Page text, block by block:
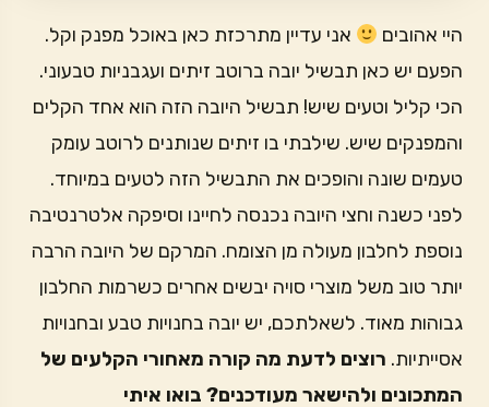
היי אהובים
אני עדיין מתרכזת כאן באוכל מפנק וקל.
הפעם יש כאן תבשיל יובה ברוטב זיתים ועגבניות טבעוני.
הכי קליל וטעים שיש! תבשיל היובה הזה הוא אחד הקלים
והמפנקים שיש. שילבתי בו זיתים שנותנים לרוטב עומק
טעמים שונה והופכים את התבשיל הזה לטעים במיוחד.
לפני כשנה וחצי היובה נכנסה לחיינו וסיפקה אלטרנטיבה
נוספת לחלבון מעולה מן הצומח. המרקם של היובה הרבה
יותר טוב משל מוצרי סויה יבשים אחרים כשרמות החלבון
גבוהות מאוד. לשאלתכם, יש יובה בחנויות טבע ובחנויות
אסייתיות. רוצים לדעת מה קורה מאחורי הקלעים של
המתכונים ולהישאר מעודכנים? בואו איתי